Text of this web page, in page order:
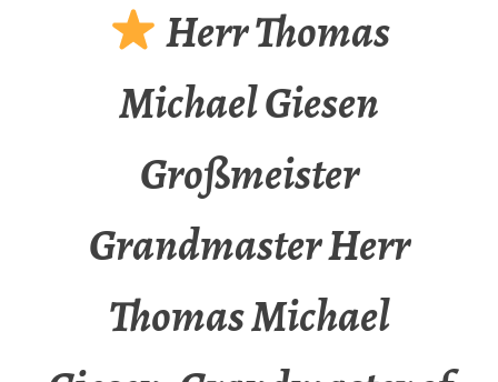
Herr Thomas
Michael Giesen
Großmeister
Grandmaster Herr
Thomas Michael